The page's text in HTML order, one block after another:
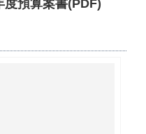
預算案書(PDF)